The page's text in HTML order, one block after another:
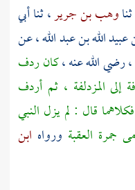
وهب بن جرير، ثنا أبي
عبيد الله بن عبد الله، عن
، رضي الله عنه ،كان ردف
إلى المزدلفة ، ثم أردف
قال : لم يزل النبي
جمرة العقبة ورواه ابن